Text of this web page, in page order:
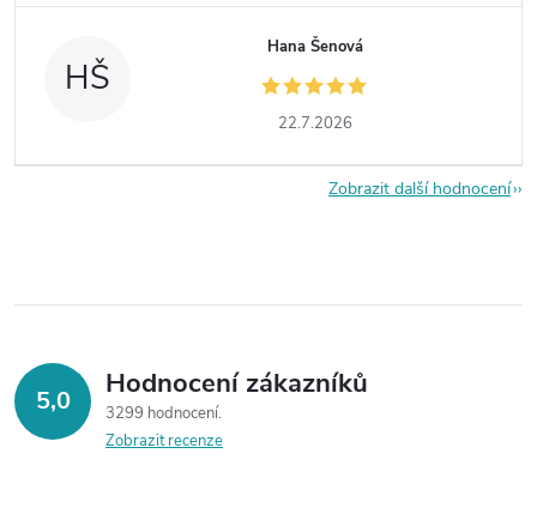
HŠ
Hana Šenová
22.7.2026
Zobrazit další hodnocení
5,0 Hodnocení zákazníků
3299 hodnocení
Zobrazit recenze